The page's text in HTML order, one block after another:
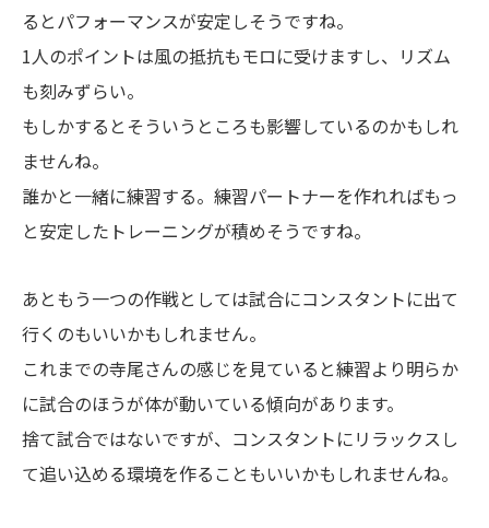
るとパフォーマンスが安定しそうですね。
1人のポイントは風の抵抗もモロに受けますし、リズム
も刻みずらい。
もしかするとそういうところも影響しているのかもしれ
ませんね。
誰かと一緒に練習する。練習パートナーを作れればもっ
と安定したトレーニングが積めそうですね。
あともう一つの作戦としては試合にコンスタントに出て
行くのもいいかもしれません。
これまでの寺尾さんの感じを見ていると練習より明らか
に試合のほうが体が動いている傾向があります。
捨て試合ではないですが、コンスタントにリラックスし
て追い込める環境を作ることもいいかもしれませんね。